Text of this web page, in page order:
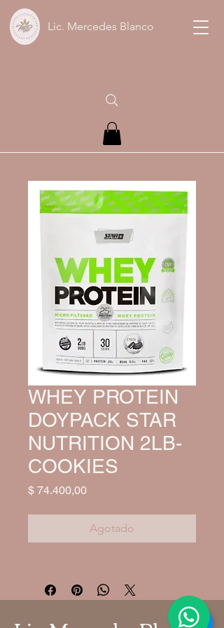
Lic. Mercedes Blanco
WHEY PROTEIN
DOYPACK STAR
NUTRITION 2LB-
COOKIES
$ 74.400,00Precio
Agotado